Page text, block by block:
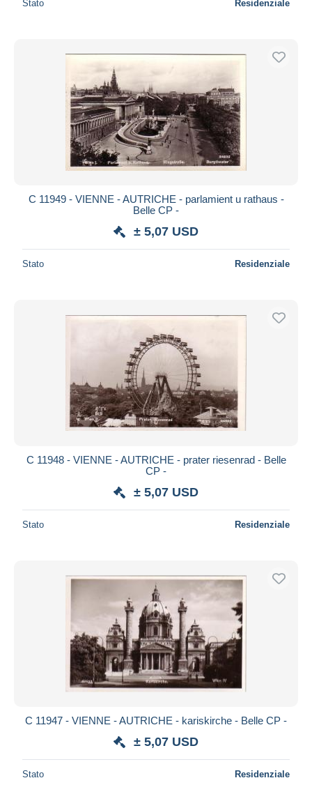
Stato Residenziale
C 11949 - VIENNE - AUTRICHE - parlamient u rathaus -
Belle CP -
± 5,07 USD
Stato Residenziale
C 11948 - VIENNE - AUTRICHE - prater riesenrad - Belle
CP -
± 5,07 USD
Stato Residenziale
C 11947 - VIENNE - AUTRICHE - kariskirche - Belle CP -
± 5,07 USD
Stato Residenziale